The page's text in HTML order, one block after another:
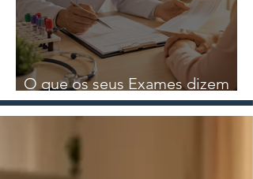
O que os seus Exames dizem
sobre a sua Saúde?